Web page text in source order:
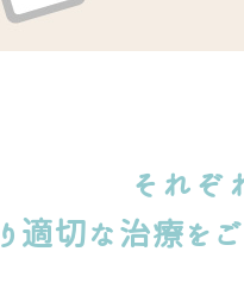
それぞ
適切な治療を